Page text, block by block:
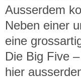
Ausserdem
Neben einer
eine
Die Big Five
hier